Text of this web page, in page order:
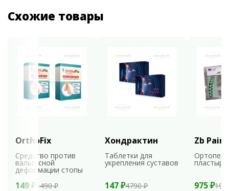
Схожие товары
OrthoFix
Средство против
вальгусной
деформации стопы
149 ₽ 1490 ₽
Хондрактин
Таблетки для
укрепления суставов
147 ₽4790 ₽
Zb Pain
пластыри
975 ₽